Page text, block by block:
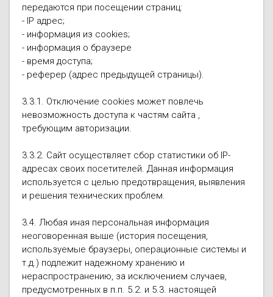
передаются при посещении страниц:
- IP адрес;
- информация из cookies;
- информация о браузере
- время доступа;
- реферер (адрес предыдущей страницы).
3.3.1. Отключение cookies может повлечь
невозможность доступа к частям сайта ,
требующим авторизации.
3.3.2. Сайт осуществляет сбор статистики об IP-
адресах своих посетителей. Данная информация
используется с целью предотвращения, выявления
и решения технических проблем.
3.4. Любая иная персональная информация
неоговоренная выше (история посещения,
используемые браузеры, операционные системы и
т.д.) подлежит надежному хранению и
нераспространению, за исключением случаев,
предусмотренных в п.п. 5.2. и 5.3. настоящей